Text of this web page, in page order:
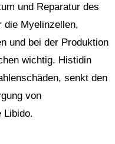
und Reparatur des
die Myelinzellen,
und bei der Produktion
wichtig. Histidin
senkt den
von
Libido.